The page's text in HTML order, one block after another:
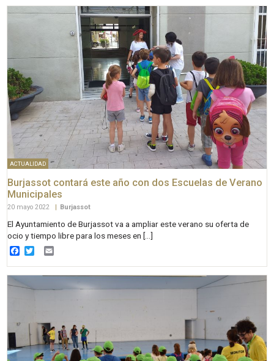
ACTUALIDAD
Burjassot contará este año con dos Escuelas de Verano
Municipales
20 mayo 2022 | Burjassot
El Ayuntamiento de Burjassot va a ampliar este verano su oferta de
ocio y tiempo libre para los meses en […]
Facebook
Twitter